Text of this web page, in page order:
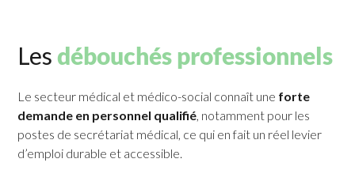
Lesdébouchés professionnels
Le secteur médical et médico-social connaît une forte
demande en personnel qualifié, notamment pour les
postes de secrétariat médical, ce qui en fait un réel levier
d’emploi durable et accessible.